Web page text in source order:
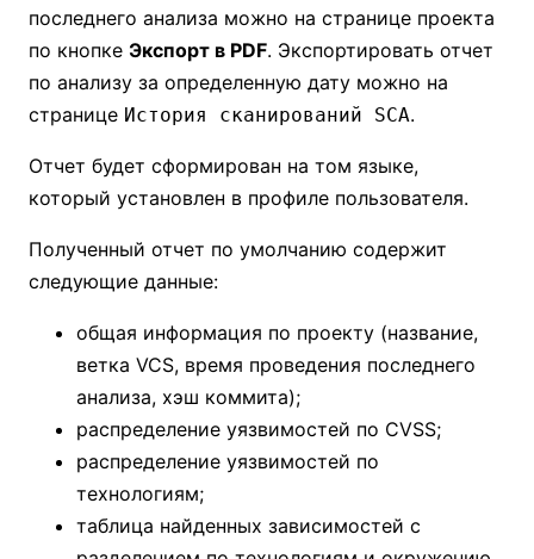
последнего анализа можно на странице проекта
по кнопке Экспорт в PDF. Экспортировать отчет
по анализу за определенную дату можно на
странице История сканирований SCA.
Отчет будет сформирован на том языке,
который установлен в профиле пользователя.
Полученный отчет по умолчанию содержит
следующие данные:
общая информация по проекту (название,
ветка VCS, время проведения последнего
анализа, хэш коммита);
распределение уязвимостей по CVSS;
распределение уязвимостей по
технологиям;
таблица найденных зависимостей с